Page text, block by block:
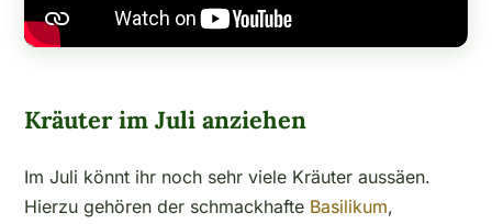
Kräuter im Juli anziehen
Im Juli könnt ihr noch sehr viele Kräuter aussäen.
Hierzu gehören der schmackhafte Basilikum,